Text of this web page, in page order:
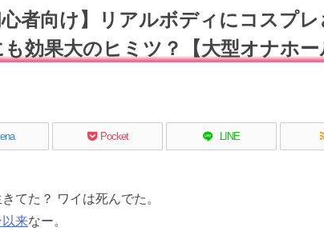
心者向け】リアルボディにコスプ
効果大のヒミツ？【大型オナホー
Pocket LINE
てた？ ワイは死んでた。
来なー。